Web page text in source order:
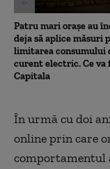
Patru mari orașe au
deja să aplice măsuri
limitarea consumului
curent electric. Ce va
Capitala
În urmă cu doi
online prin care
comportamentul